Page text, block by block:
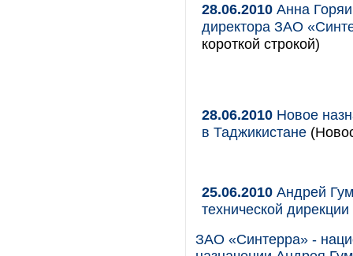
28.06.2010 Анна
директора ЗАО
короткой строкой)
28.06.2010 Новое
в Таджикистане
25.06.2010 Андрей
технической
ЗАО «Синтерра» -